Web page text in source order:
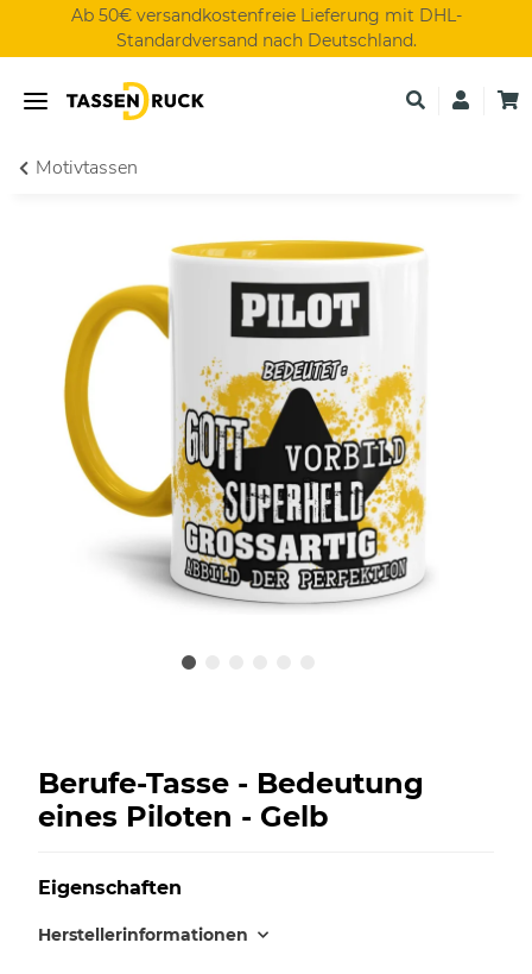
Ab 50€ versandkostenfreie Lieferung mit DHL-
Standardversand nach Deutschland.
Motivtassen
Berufe-Tasse - Bedeutung
eines Piloten - Gelb
Eigenschaften
Herstellerinformationen